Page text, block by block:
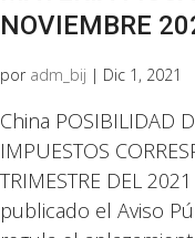
NOVIEMBRE
por adm_bij | Dic 1, 2021
China POSIBILIDAD
IMPUESTOS
TRIMESTRE DEL
publicado el Aviso